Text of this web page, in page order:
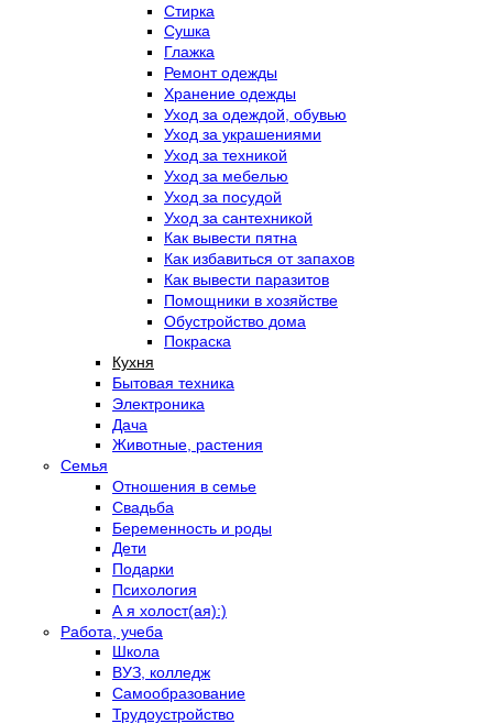
Стирка
Сушка
Глажка
Ремонт одежды
Хранение одежды
Уход за одеждой, обувью
Уход за украшениями
Уход за техникой
Уход за мебелью
Уход за посудой
Уход за сантехникой
Как вывести пятна
Как избавиться от запахов
Как вывести паразитов
Помощники в хозяйстве
Обустройство дома
Покраска
Кухня
Бытовая техника
Электроника
Дача
Животные, растения
Семья
Отношения в семье
Свадьба
Беременность и роды
Дети
Подарки
Психология
А я холост(ая):)
Работа, учеба
Школа
ВУЗ, колледж
Самообразование
Трудоустройство